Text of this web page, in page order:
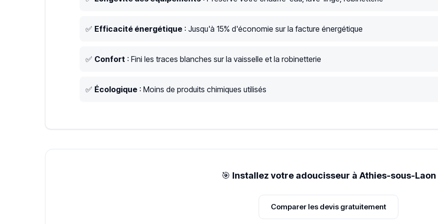
✅ Efficacité énergétique : Jusqu'à 15% d'économie sur la facture énergétique
✅ Confort : Fini les traces blanches sur la vaisselle et la robinetterie
✅ Écologique : Moins de produits chimiques utilisés
🎯 Installez votre adoucisseur à Athies-sous-Laon
Comparer les devis gratuitement